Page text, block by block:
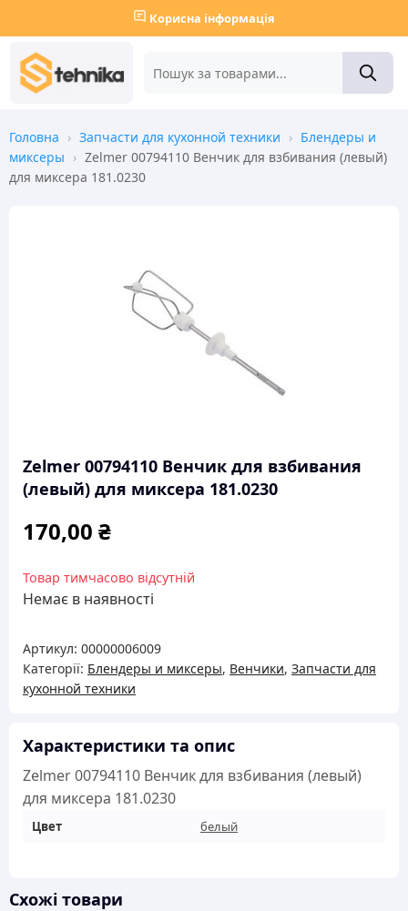
Корисна інформація
Головна › Запчасти для кухонной техники › Блендеры и
миксеры › Zelmer 00794110 Венчик для взбивания (левый)
для миксера 181.0230
Zelmer 00794110 Венчик для взбивания
(левый) для миксера 181.0230
170,00 ₴
Товар тимчасово відсутній
Немає в наявності
Артикул: 00000006009
Категорії: Блендеры и миксеры, Венчики, Запчасти для
кухонной техники
Характеристики та опис
Zelmer 00794110 Венчик для взбивания (левый)
для миксера 181.0230
Цвет белый
Схожі товари